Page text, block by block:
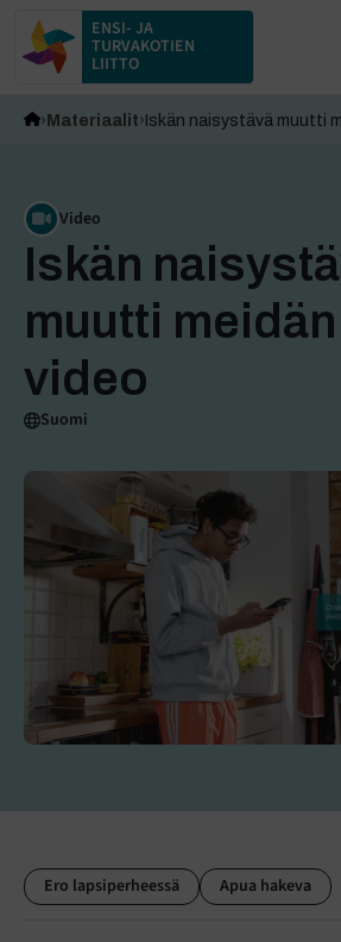
ENSI- JA
TURVAKOTIEN
LIITTO
Materiaalit Iskän naisystävä muutti
Video
Iskän
muutti
video
Suomi
Ero lapsiperheessä Apua hakeva